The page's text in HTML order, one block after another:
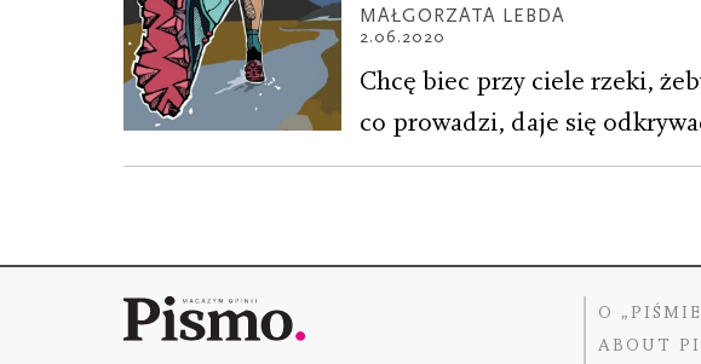
MAŁGORZATA LEBDA
2.06.2020
Chcę biec przy ciele rzeki,
co prowadzi, daje się
O
ABOUT